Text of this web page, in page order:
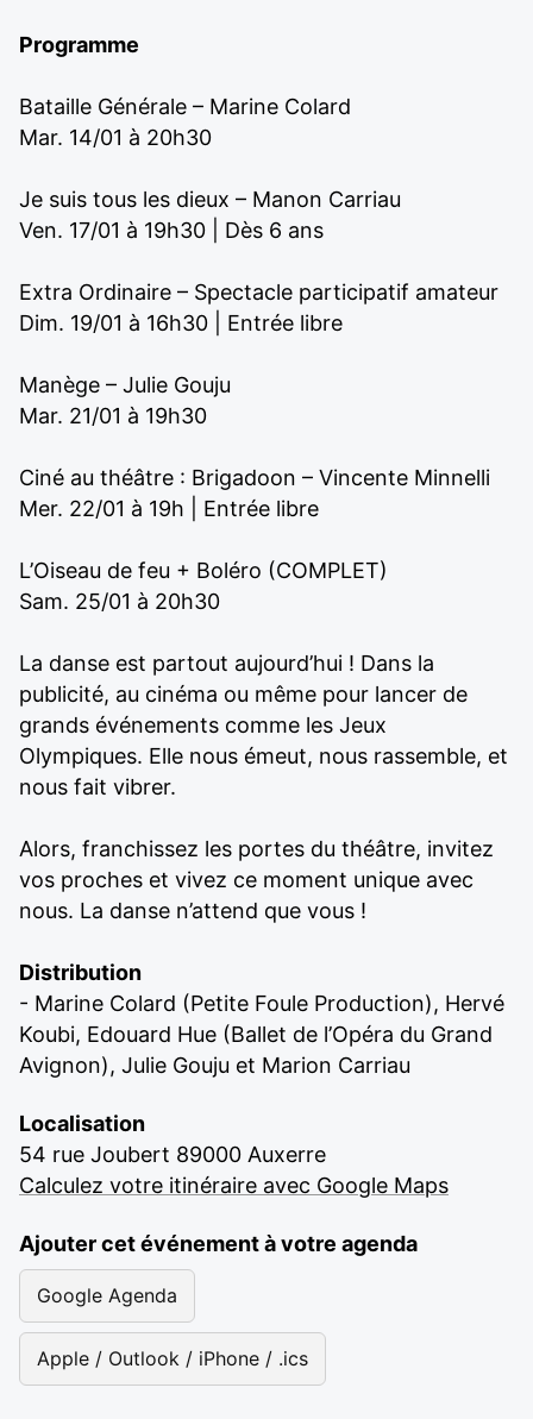
Programme
Bataille Générale – Marine Colard
Mar. 14/01 à 20h30
Je suis tous les dieux – Manon Carriau
Ven. 17/01 à 19h30 | Dès 6 ans
Extra Ordinaire – Spectacle participatif amateur
Dim. 19/01 à 16h30 | Entrée libre
Manège – Julie Gouju
Mar. 21/01 à 19h30
Ciné au théâtre : Brigadoon – Vincente Minnelli
Mer. 22/01 à 19h | Entrée libre
L’Oiseau de feu + Boléro (COMPLET)
Sam. 25/01 à 20h30
La danse est partout aujourd’hui ! Dans la
publicité, au cinéma ou même pour lancer de
grands événements comme les Jeux
Olympiques. Elle nous émeut, nous rassemble, et
nous fait vibrer.
Alors, franchissez les portes du théâtre, invitez
vos proches et vivez ce moment unique avec
nous. La danse n’attend que vous !
Distribution
- Marine Colard (Petite Foule Production), Hervé
Koubi, Edouard Hue (Ballet de l’Opéra du Grand
Avignon), Julie Gouju et Marion Carriau
Localisation
54 rue Joubert 89000 Auxerre
Calculez votre itinéraire avec Google Maps
Ajouter cet événement à votre agenda
Google Agenda
Apple / Outlook / iPhone / .ics